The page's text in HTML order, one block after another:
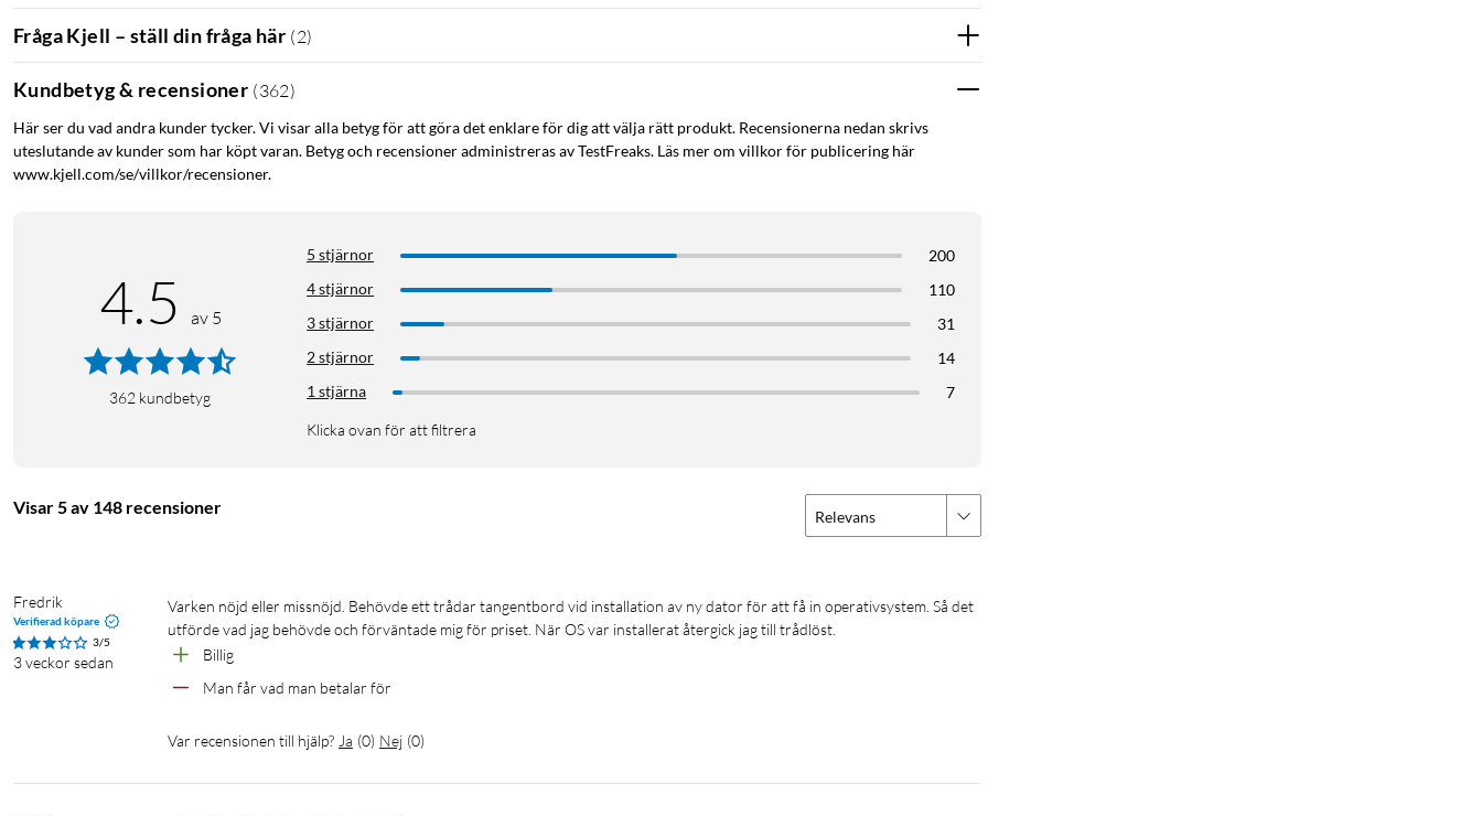
Fråga Kjell – ställ din fråga här (2)
Kundbetyg & recensioner (362)
Här ser du vad andra kunder tycker. Vi visar alla betyg för att göra det enklare för dig att välja rätt produkt. Recensionerna nedan skrivs
uteslutande av kunder som har köpt varan. Betyg och recensioner administreras av TestFreaks. Läs mer om villkor för publicering här
www.kjell.com/se/villkor/recensioner.
4.5 av 5
362 kundbetyg
5 stjärnor
200
4 stjärnor
110
3 stjärnor
31
2 stjärnor
14
1 stjärna
7
Klicka ovan för att filtrera
Visar 5 av 148 recensioner Relevans
Fredrik
Verifierad köpare
3/5
3 veckor sedan
Varken nöjd eller missnöjd. Behövde ett trådar tangentbord vid installation av ny dator för att få in operativsystem. Så det
utförde vad jag behövde och förväntade mig för priset. När OS var installerat återgick jag till trådlöst.
Billig
Man får vad man betalar för
Var recensionen till hjälp? Ja (0) Nej (0)